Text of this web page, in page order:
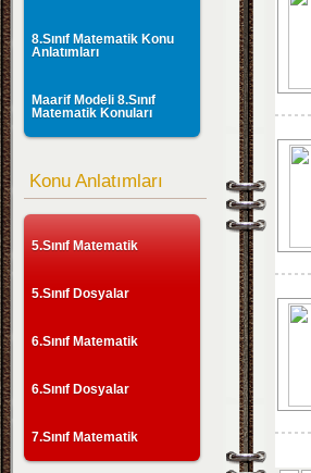
8.Sınıf Matematik Konu
Anlatımları
Maarif Modeli 8.Sınıf
Matematik Konuları
Konu Anlatımları
5.Sınıf Matematik
5.Sınıf Dosyalar
6.Sınıf Matematik
6.Sınıf Dosyalar
7.Sınıf Matematik